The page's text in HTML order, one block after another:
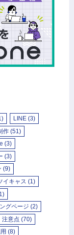
LINE(3)
作(51)
(3)
(3)
(9)
イキャス (1)
グページ (2)
注意点 (70)
(8)